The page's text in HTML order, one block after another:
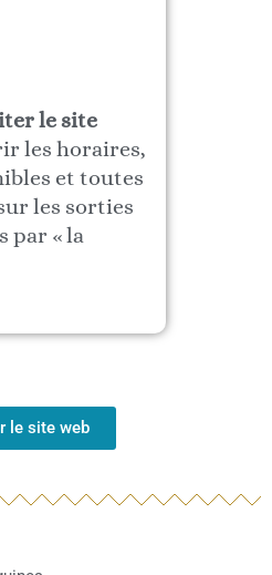
le site
les horaires,
et toutes
les sorties
par « la
le site web